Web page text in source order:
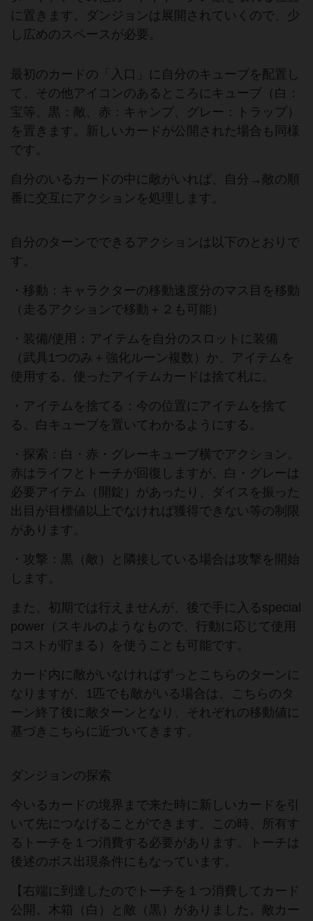
に置きます。ダンジョンは展開されていくので、少
し広めのスペースが必要。
最初のカードの「入口」に自分のキューブを配置し
て、その他アイコンのあるところにキューブ（白：
宝等、黒：敵、赤：キャンプ、グレー：トラップ）
を置きます。新しいカードが公開された場合も同様
です。
自分のいるカードの中に敵がいれば、自分→敵の順
番に交互にアクションを処理します。
自分のターンでできるアクションは以下のとおりで
す。
・移動：キャラクターの移動速度分のマス目を移動
（走るアクションで移動＋２も可能）
・装備/使用：アイテムを自分のスロットに装備
（武具1つのみ＋強化ルーン複数）か、アイテムを
使用する。使ったアイテムカードは捨て札に。
・アイテムを捨てる：今の位置にアイテムを捨て
る。白キューブを置いてわかるようにする。
・探索：白・赤・グレーキューブ横でアクション。
赤はライフとトーチが回復しますが、白・グレーは
必要アイテム（開錠）があったり、ダイスを振った
出目が目標値以上でなければ獲得できない等の制限
があります。
・攻撃：黒（敵）と隣接している場合は攻撃を開始
します。
また、初期では行えませんが、後で手に入るspecial
power（スキルのようなもので、行動に応じて使用
コストが貯まる）を使うことも可能です。
カード内に敵がいなければずっとこちらのターンに
なりますが、1匹でも敵がいる場合は、こちらのタ
ーン終了後に敵ターンとなり、それぞれの移動値に
基づきこちらに近づいてきます。
ダンジョンの探索
今いるカードの境界まで来た時に新しいカードを引
いて先につなげることができます。この時、所有す
るトーチを１つ消費する必要があります。トーチは
後述のボス出現条件にもなっています。
【右端に到達したのでトーチを１つ消費してカード
公開。木箱（白）と敵（黒）がありました。敵カー